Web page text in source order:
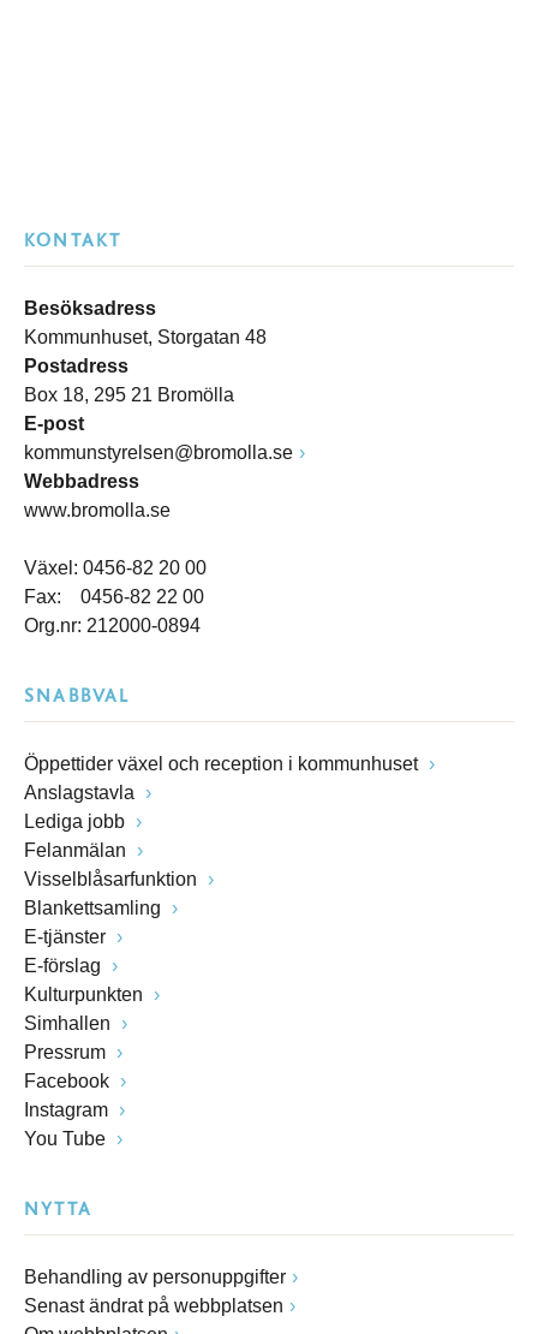
KONTAKT
Besöksadress
Kommunhuset, Storgatan 48
Postadress
Box 18, 295 21 Bromölla
E-post
kommunstyrelsen@bromolla.se
Webbadress
www.bromolla.se
Växel: 0456-82 20 00
Fax: 0456-82 22 00
Org.nr: 212000-0894
SNABBVAL
Öppettider växel och reception i kommunhuset
Anslagstavla
Lediga jobb
Felanmälan
Visselblåsarfunktion
Blankettsamling
E-tjänster
E-förslag
Kulturpunkten
Simhallen
Pressrum
Facebook
Instagram
You Tube
NYTTA
Behandling av personuppgifter
Senast ändrat på webbplatsen